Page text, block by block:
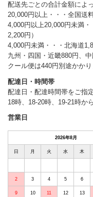
配送先ごとの合計金額によ
20,000円以上・・・全国送
4,000円以上20,000円未満
2,200円）
4,000円未満・・・北海道
九州・四国・近畿880円、
クール便は440円別途かかり
配達日・時間帯
配達日・配達時間帯をご指
18時、18-20時、19-21時か
営業日
2026年8月
日 月 火 水 木
2 3 4 5 6
9 10 11 12 13